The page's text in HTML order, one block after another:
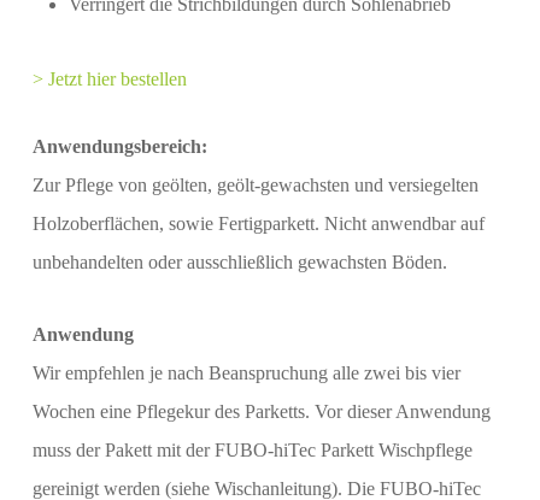
> Jetzt hier bestellen
Anwendungsbereich:
Zur Pflege von geölten, geölt-gewachsten und versiegelten
Holzoberflächen, sowie Fertigparkett. Nicht anwendbar auf
unbehandelten oder ausschließlich gewachsten Böden.
Anwendung
Wir empfehlen je nach Beanspruchung alle zwei bis vier
Wochen eine Pflegekur des Parketts. Vor dieser Anwendung
muss der Pakett mit der FUBO-hiTec Parkett Wischpflege
gereinigt werden (siehe Wischanleitung). Die FUBO-hiTec